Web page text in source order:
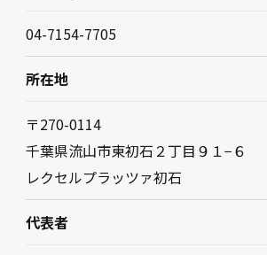
04-7154-7705
所在地
〒270-0114
千葉県流山市東初石２丁目９１−６
レクセルプラッツァ初石
代表者